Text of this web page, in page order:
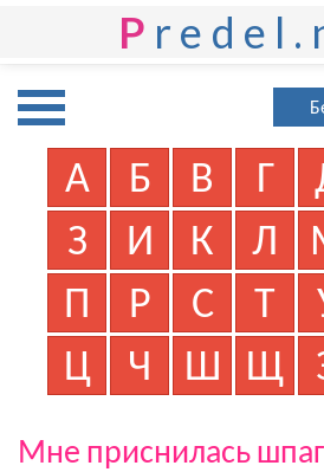
P
А Б В Г
З
И К Л
П
Р С Т
Ц
Ч Ш Щ
Мне приснилась